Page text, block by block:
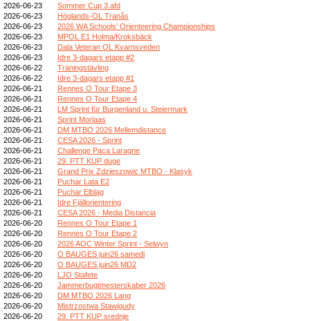
2026-06-23
Sommer Cup 3.afd
2026-06-23
Höglands-OL Tranås
2026-06-23
2026 WA Schools’ Orienteering Championships
2026-06-23
MPOL E1 Holma/Kroksbäck
2026-06-23
Dala Veteran OL Kvarnsveden
2026-06-23
Idre 3-dagars etapp #2
2026-06-22
Träningstävling
2026-06-22
Idre 3-dagars etapp #1
2026-06-21
Rennes O Tour Etape 3
2026-06-21
Rennes O Tour Etape 4
2026-06-21
LM Sprint für Burgenland u. Steiermark
2026-06-21
Sprint Morlaas
2026-06-21
DM MTBO 2026 Mellemdistance
2026-06-21
CESA 2026 - Sprint
2026-06-21
Challenge Paca Laragne
2026-06-21
29. PTT KUP duge
2026-06-21
Grand Prix Zdzieszowic MTBO - Klasyk
2026-06-21
Puchar Lata E2
2026-06-21
Puchar Elbląg
2026-06-21
Idre Fjällorientering
2026-06-21
CESA 2026 - Media Distancia
2026-06-20
Rennes O Tour Etape 1
2026-06-20
Rennes O Tour Etape 2
2026-06-20
2026 AOC Winter Sprint - Selwyn
2026-06-20
O BAUGES juin26 samedi
2026-06-20
O BAUGES juin26 MD2
2026-06-20
LJO Stafete
2026-06-20
Jammerbugtmesterskaber 2026
2026-06-20
DM MTBO 2026 Lang
2026-06-20
Mistrzostwa Stawigudy
2026-06-20
29. PTT KUP srednje